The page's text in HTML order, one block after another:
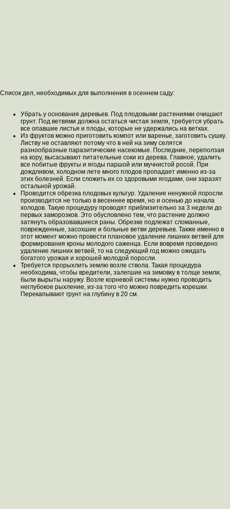
Список дел, необходимых для выполнения в осеннем саду:
Убрать у основания деревьев. Под плодовыми растениями очищают
грунт. Под ветвями должна остаться чистая земля, требуется убрать
все опавшие листья и плоды, которые не удержались на ветках.
Из фруктов можно приготовить компот или варенье, заготовить сушку.
Листву не оставляют потому что в ней на зиму селятся
разнообразные паразитические насекомые. Последние, переползая
на кору, высасывают питательные соки из дерева. Главное, удалить
все побитые фрукты и ягоды паршой или мучнистой росой. При
дождливом, холодном лете много плодов пропадает именно из-за
этих болезней. Если сложить их со здоровыми ягодами, они заразят
остальной урожай.
Проводится обрезка плодовых культур. Удаление ненужной поросли
производится не только в весеннее время, но и осенью до начала
холодов. Такую процедуру проводят приблизительно за 3 недели до
первых заморозков. Это обусловлено тем, что растение должно
затянуть образовавшиеся раны. Обрезке подлежат сломанные,
поврежденные, засохшие и больные ветви деревьев. Также именно в
этот момент можно провести плановое удаление лишних ветвей для
формирования кроны молодого саженца. Если вовремя проведено
удаление лишних ветвей, то на следующий год можно ожидать
богатого урожая и хорошей молодой поросли.
Требуется прорыхлить землю возле ствола. Такая процедура
необходима, чтобы вредители, залегшие на зимовку в толще земли,
были вырыты наружу. Возле корневой системы нужно проводить
неглубокое рыхление, из-за того что можно повредить корешки.
Перекапывают грунт на глубину в 20 см.